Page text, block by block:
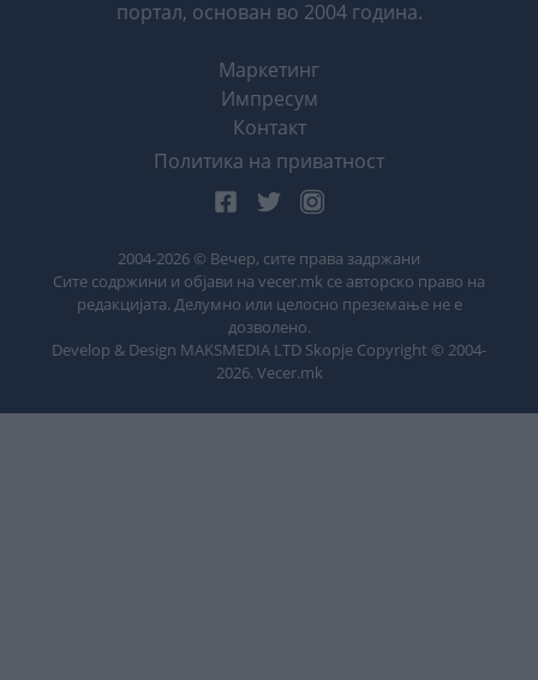
портал, основан во 2004 година.
Маркетинг
Импресум
Контакт
Политика на приватност
2004-2026 © Вечер, сите права задржани
Сите содржини и објави на vecer.mk се авторско право на
редакцијата. Делумно или целосно преземање не е
дозволено.
Develop & Design MAKSMEDIA LTD Skopje Copyright © 2004-
2026. Vecer.mk